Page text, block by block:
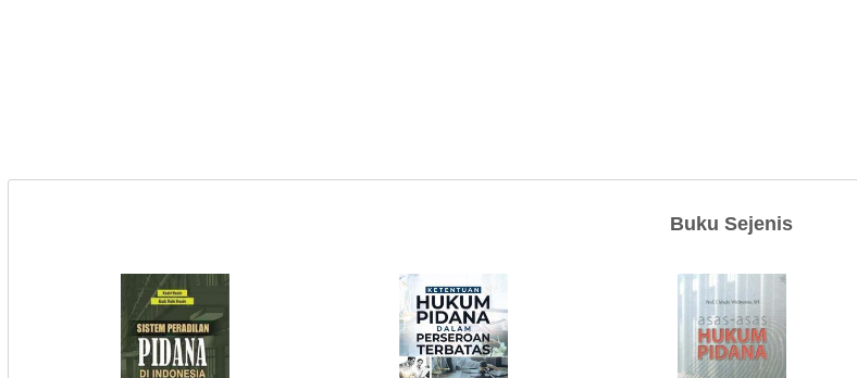
Buku Sejenis